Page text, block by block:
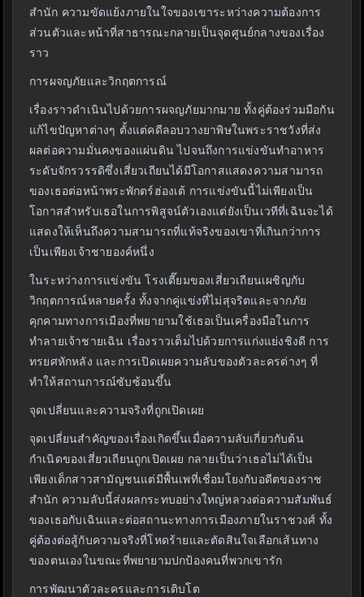
สำนัก ความขัดแย้งภายในใจของเขาระหว่างความต้องการ
ส่วนตัวและหน้าที่สาธารณะกลายเป็นจุดศูนย์กลางของเรื่อง
ราว
การผจญภัยและวิกฤตการณ์
เรื่องราวดำเนินไปด้วยการผจญภัยมากมาย ทั้งคู่ต้องร่วมมือกัน
แก้ไขปัญหาต่างๆ ตั้งแต่คดีลอบวางยาพิษในพระราชวังที่ส่ง
ผลต่อความมั่นคงของแผ่นดิน ไปจนถึงการแข่งขันทำอาหาร
ระดับจักรวรรดิซึ่งเสี่ยวเถียนได้มีโอกาสแสดงความสามารถ
ของเธอต่อหน้าพระพักตร์ฮ่องเต้ การแข่งขันนี้ไม่เพียงเป็น
โอกาสสำหรับเธอในการพิสูจน์ตัวเองแต่ยังเป็นเวทีที่เฉินจะได้
แสดงให้เห็นถึงความสามารถที่แท้จริงของเขาที่เกินกว่าการ
เป็นเพียงเจ้าชายองค์หนึ่ง
ในระหว่างการแข่งขัน โรงเตี๊ยมของเสี่ยวเถียนเผชิญกับ
วิกฤตการณ์หลายครั้ง ทั้งจากคู่แข่งที่ไม่สุจริตและจากภัย
คุกคามทางการเมืองที่พยายามใช้เธอเป็นเครื่องมือในการ
ทำลายเจ้าชายเฉิน เรื่องราวเต็มไปด้วยการแก่งแย่งชิงดี การ
ทรยศหักหลัง และการเปิดเผยความลับของตัวละครต่างๆ ที่
ทำให้สถานการณ์ซับซ้อนขึ้น
จุดเปลี่ยนและความจริงที่ถูกเปิดเผย
จุดเปลี่ยนสำคัญของเรื่องเกิดขึ้นเมื่อความลับเกี่ยวกับต้น
กำเนิดของเสี่ยวเถียนถูกเปิดเผย กลายเป็นว่าเธอไม่ได้เป็น
เพียงเด็กสาวสามัญชนแต่มีพื้นเพที่เชื่อมโยงกับอดีตของราช
สำนัก ความลับนี้ส่งผลกระทบอย่างใหญ่หลวงต่อความสัมพันธ์
ของเธอกับเฉินและต่อสถานะทางการเมืองภายในราชวงศ์ ทั้ง
คู่ต้องต่อสู้กับความจริงที่โหดร้ายและตัดสินใจเลือกเส้นทาง
ของตนเองในขณะที่พยายามปกป้องคนที่พวกเขารัก
การพัฒนาตัวละครและการเติบโต